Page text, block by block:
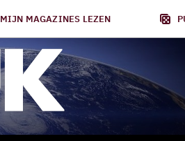
MIJN MAGAZINES LEZEN